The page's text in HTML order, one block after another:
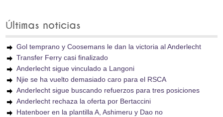
Últimas noticias
Gol temprano y Coosemans le dan la victoria al Anderlecht
Transfer Ferry casi finalizado
Anderlecht sigue vinculado a Langoni
Njie se ha vuelto demasiado caro para el RSCA
Anderlecht sigue buscando refuerzos para tres posiciones
Anderlecht rechaza la oferta por Bertaccini
Hatenboer en la plantilla A, Ashimeru y Dao no